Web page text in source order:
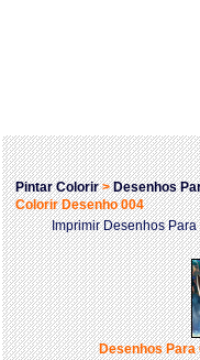
Pintar Colorir>Desenhos
Colorir Desenho 004
Imprimir Desenhos
Desenhos Para